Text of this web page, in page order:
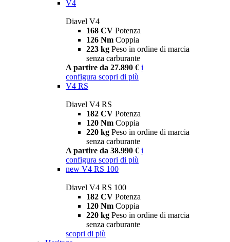
V4
Diavel V4
168 CV Potenza
126 Nm Coppia
223 kg Peso in ordine di marcia
senza carburante
A partire da 27.890 € i
configura scopri di più
V4 RS
Diavel V4 RS
182 CV Potenza
120 Nm Coppia
220 kg Peso in ordine di marcia
senza carburante
A partire da 38.990 € i
configura scopri di più
new V4 RS 100
Diavel V4 RS 100
182 CV Potenza
120 Nm Coppia
220 kg Peso in ordine di marcia
senza carburante
scopri di più